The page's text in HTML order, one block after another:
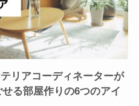
リアコーディネーターが
る部屋作りの6つのアイ